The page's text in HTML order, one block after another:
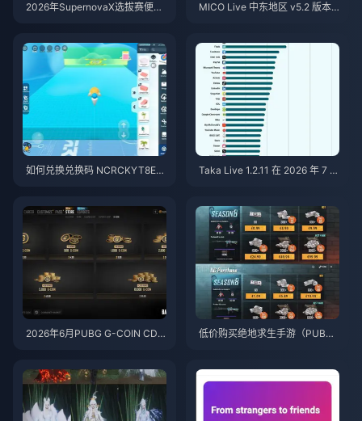
2026年SupernovaX选拔赛便宜
MICO Live 中东地区 v5.2 版本
如何兑换兑换码 NCRCKYT8EF
Taka Live 1.2.11 在 2026 年 7 月
2026年6月PUBG G-COIN CD
低价购买绝地求生手游（PUBG
格、最佳礼包与安全充值指南